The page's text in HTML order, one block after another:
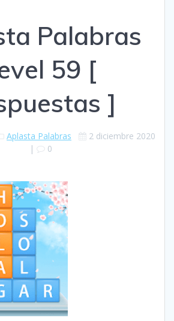
Palabras
59 [
]
Aplasta Palabras
2 diciembre 2020
|
0